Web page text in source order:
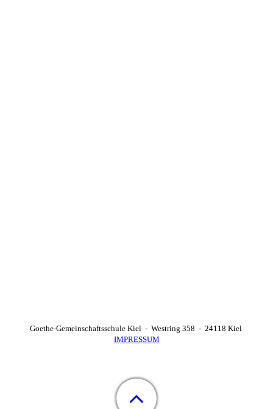
Goethe-Gemeinschaftsschule Kiel - Westring 358 - 24118 Kiel
IMPRESSUM